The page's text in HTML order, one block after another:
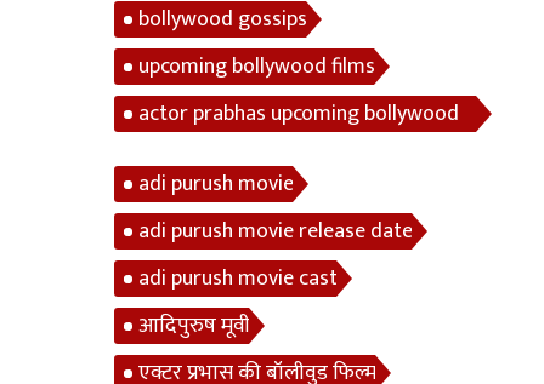
bollywood gossips
upcoming bollywood films
actor prabhas upcoming bollywood
adi purush movie
adi purush movie release date
adi purush movie cast
आदिपुरुष मूवी
एक्टर प्रभास की बॉलीवुड फिल्म